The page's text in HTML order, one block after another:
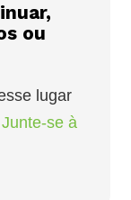
ou
lugar
Junte-se à